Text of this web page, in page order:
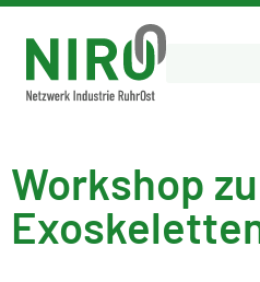
Workshop zu